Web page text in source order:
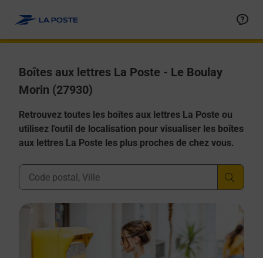
Boîtes aux lettres La Poste - Le Boulay
Morin (27930)
Retrouvez toutes les boîtes aux lettres La Poste ou
utilisez l'outil de localisation pour visualiser les boîtes
aux lettres La Poste les plus proches de chez vous.
Ville, Département, Code Postal